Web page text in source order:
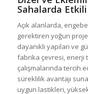
Sahalarda Etkili
Açık alanlarda,
gerektiren yoğun
dayanıklı yapıları ve
fabrika çevresi, enerji
çalışmalarında tercih
süreklilik avantajı
uygun lastikleri,